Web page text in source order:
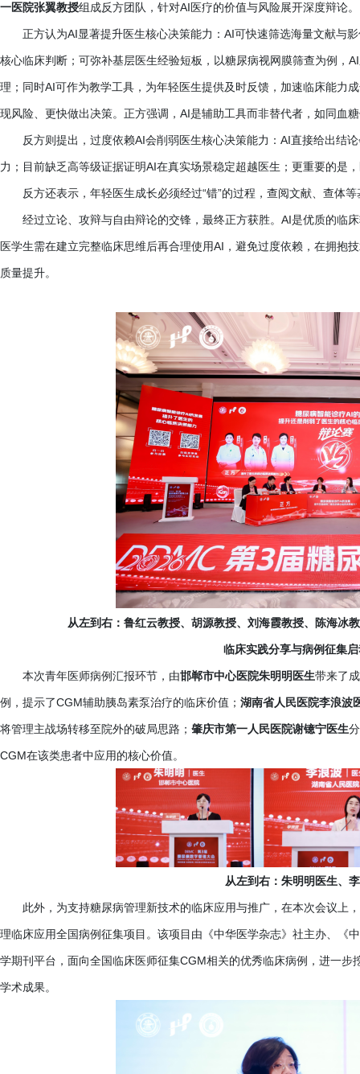
一医院张翼教授组成反方团队，针对AI医疗的价值与风险展开深度辩论。
正方认为AI显著提升医生核心决策能力：AI可快速筛选海量文献与
核心临床判断；可弥补基层医生经验短板，以糖尿病视网膜筛查为例，
理；同时AI可作为教学工具，为年轻医生提供及时反馈，加速临床能力
现风险、更快做出决策。正方强调，AI是辅助工具而非替代者，如同血
反方则提出，过度依赖AI会削弱医生核心决策能力：AI直接给出结
力；目前缺乏高等级证据证明AI在真实场景稳定超越医生；更重要的是
反方还表示，年轻医生成长必须经过“错”的过程，查阅文献、查体
经过立论、攻辩与自由辩论的交锋，最终正方获胜。 AI是优质的临
医学生需在建立完整临床思维后再合理使用AI，避免过度依赖，在拥抱
质量提升。
从左到右：鲁红云教授、胡源教授、刘海霞教授、陈海冰
临床实践分享与病例征集
本次青年医师病例汇报环节，由邯郸市中心医院朱明明医生带来了
例，提示了CGM辅助胰岛素泵治疗的临床价值； 湖南省人民医院李浪波
将管理主战场转移至院外的破局思路； 肇庆市第一人民医院谢镱宁医生
CGM在该类患者中应用的核心价值。
从左到右：朱明明医生、
此外，为支持糖尿病管理新技术的临床应用与推广，在本次会议上，
理临床应用全国病例征集项目。该项目由《中华医学杂志》社主办、《
学期刊平台，面向全国临床医师征集CGM相关的优秀临床病例，进一
学术成果。